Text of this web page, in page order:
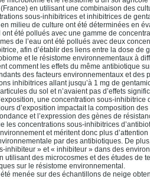
en utilisant une combinaison des
sous-inhibitrices et inhibitrices de
milieu de culture ont été déterminées en
été pollués avec une gamme de
de l’eau ont été pollués avec deux
afin d’établir des liens entre la dose de
et le résistome environnementaux à
comment les effets du même antibiotique
des facteurs environnementaux et des
inhibitrices allant jusqu’à 1 mg de
du sol et n’avaient pas d’effets
une concentration sous-inhibitrice
d’exposition impactait la composition
et l’expression des gènes de
les concentrations sous-inhibitrices
et méritent donc plus d’attention
par des antibiotiques. De
inhibiteur » et « inhibiteur » dans des
utilisant des microcosmes et des études de
sur le résistome environnemental.
menée sur des échantillons de neige